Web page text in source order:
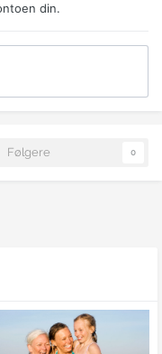
din.
Følgere 0